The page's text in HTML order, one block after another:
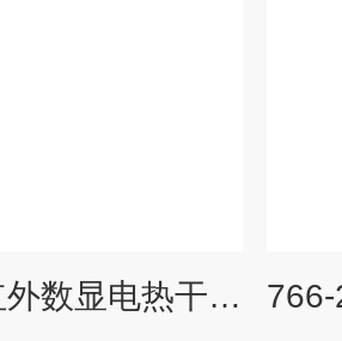
766-0A远红外数显电热干燥箱，烘箱，老化箱